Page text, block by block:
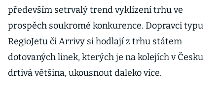
především setrvalý trend vyklízení trhu ve
prospěch soukromé konkurence. Dopravci typu
RegioJetu či Arrivy si hodlají z trhu státem
dotovaných linek, kterých je na kolejích v Česku
drtivá většina, ukousnout daleko více.